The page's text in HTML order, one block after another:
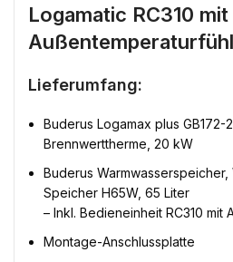
Logamatic RC310 mit
Lieferumfang:
Buderus Logamax plus GB172-
Brennwerttherme, 20 kW
Buderus
Speicher H65W, 65 Liter
– Inkl. Bedieneinheit RC310 mit
Montage-Anschlussplatte